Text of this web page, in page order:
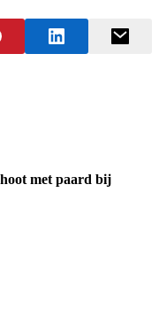
met paard bij